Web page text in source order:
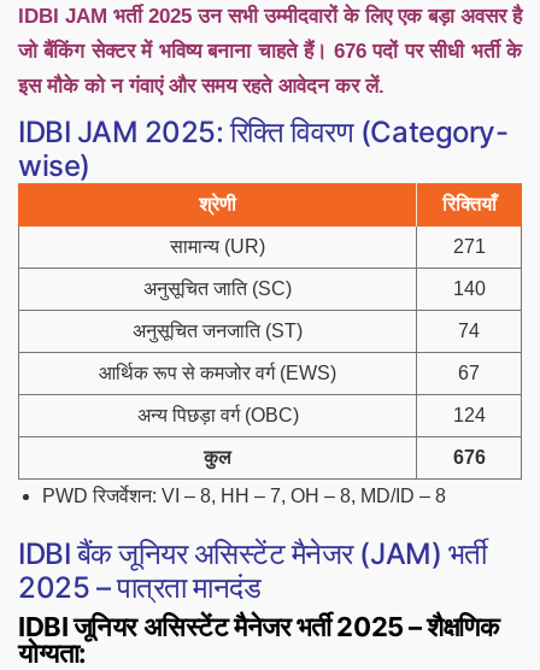
IDBI JAM भर्ती 2025 उन सभी उम्मीदवारों के लिए एक बड़ा अवसर है
जो बैंकिंग सेक्टर में भविष्य बनाना चाहते हैं। 676 पदों पर सीधी भर्ती के
इस मौके को न गंवाएं और समय रहते आवेदन कर लें.
IDBI JAM 2025: रिक्ति विवरण (Category-
wise)
श्रेणी रिक्तियाँ
सामान्य (UR) 271
अनुसूचित जाति (SC) 140
अनुसूचित जनजाति (ST) 74
आर्थिक रूप से कमजोर वर्ग (EWS) 67
अन्य पिछड़ा वर्ग (OBC) 124
कुल
676
PWD रिजर्वेशन: VI – 8, HH – 7, OH – 8, MD/ID – 8
IDBI बैंक जूनियर असिस्टेंट मैनेजर (JAM) भर्ती
2025 – पात्रता मानदंड
IDBI जूनियर असिस्टेंट मैनेजर भर्ती 2025 – शैक्षणिक
योग्यता: